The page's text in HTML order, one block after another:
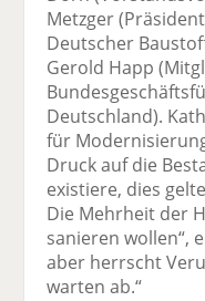
Metzger
Deutscher
Gerold Happ
Deutschland).
für
Druck auf die
existiere, dies
Die Mehrheit der
sanieren wollen“,
aber herrscht
warten ab.“